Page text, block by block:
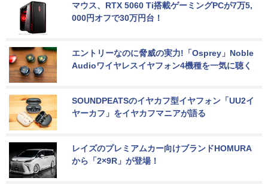
マウス、RTX 5060 Ti搭載ゲーミングPCが7万5,
000円オフで30万円台！
エントリーなのに脅威の実力!「Osprey」Noble
Audioワイヤレスイヤフォン4機種を一気に聴く
SOUNDPEATSのイヤカフ型イヤフォン「UU2イ
ヤーカフ」をイヤカフマニアが語る
レイズのプレミアムカー向けブランドHOMURA
から「2×9R」が登場！